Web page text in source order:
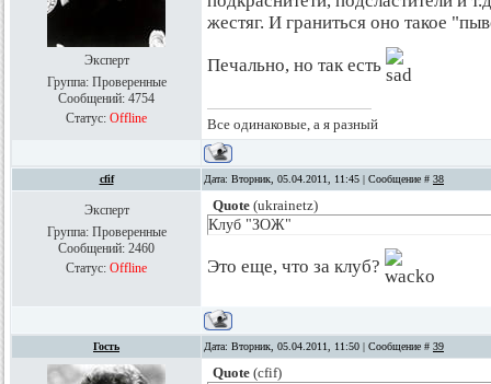
Эксперт
Группа: Проверенные
Сообщений: 4754
Статус: Offline
жестяг. И граниться оно такое
Печально, но так есть
Все одинаковые, а я разный
cfif Дата: Вторник, 05.04.2011, 11:45 | Сообщение # 38
Эксперт
Группа: Проверенные
Сообщений: 2460
Статус: Offline
Quote (ukrainetz)
Клуб "ЗОЖ"
Это еще, что за клуб?
Гость Дата: Вторник, 05.04.2011, 11:50 | Сообщение # 39
Quote (cfif)